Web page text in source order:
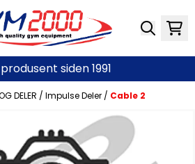
siden 1991
DELER / Impulse Deler / Cable 2